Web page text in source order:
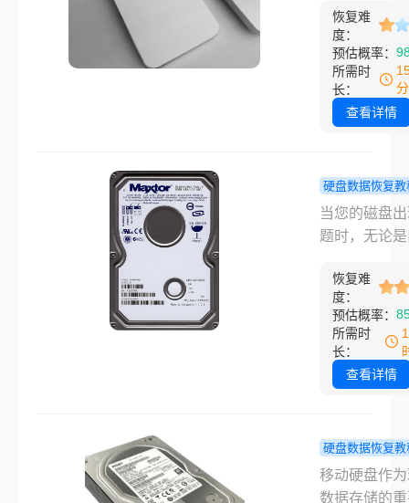
么恢复呢？
在提供一系
的恢复方法
用户在遇到
盘数据丢失
迅速采取行
法!
电脑硬盘上
据。然而，
硬盘故障时
会导致珍贵
丢失。幸运
以尝试恢复
本文将详细
脑硬盘坏了
复数据方法。
恢复难
度：
预估概率：
所需时
长：
查看详情
硬盘数据恢复教
盘坏了怎么
料转到其他
法！
当您的磁盘
题时，无论
错误，及时
资料转移到
地方至关重
么磁盘坏了
资料转到其
南，帮助您
损坏的情况
地转移资料
恢复难
度：
预估概率：
所需时
长：
查看详情
硬盘数据恢复教
动硬盘无法
怎么修复？
移动硬盘作
数据存储的